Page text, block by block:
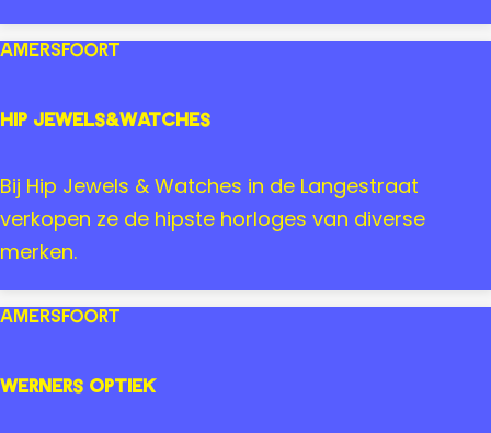
r
f
o
r
t
e
d
w
n
k
e
Hip Jewels&Watches
H
i
p
J
e
e
Bij Hip Jewels & Watches in de Langestraat
verkopen ze de hipste horloges van diverse
merken.
Amersfoort
Werners Optiek
Amersfoort